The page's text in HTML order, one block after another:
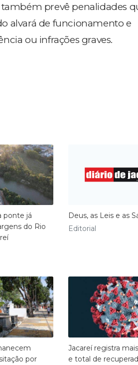
prevê penalidades
alvará de funcionamento e
ou infrações graves.
ponte já
do Rio
Deus, as Leis e as
Editorial
por
Jacareí registra
e total de